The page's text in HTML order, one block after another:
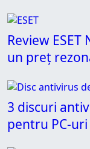
Review
un preț
3 discuri
pentru PC-uri